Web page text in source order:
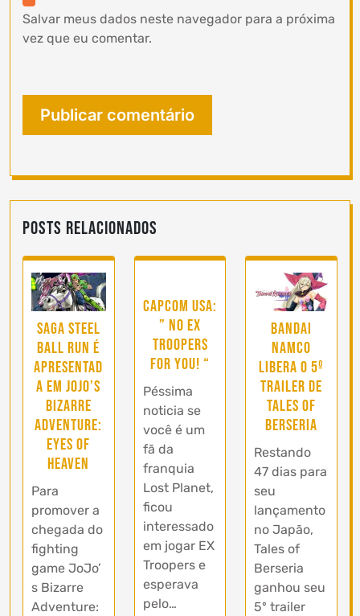
Salvar meus dados neste navegador para a próxima
vez que eu comentar.
Posts Relacionados
Saga Steel
Ball Run é
apresentad
a em JoJo’s
Bizarre
Adventure:
Eyes of
Heaven
Para
promover a
chegada do
fighting
game JoJo’
s Bizarre
Adventure:
Capcom USA:
” No EX
Troopers
for you! “
Péssima
noticia se
você é um
fã da
franquia
Lost Planet,
ficou
interessado
em jogar EX
Troopers e
esperava
pelo…
Bandai
Namco
libera o 5º
trailer de
Tales of
Berseria
Restando
47 dias para
seu
lançamento
no Japão,
Tales of
Berseria
ganhou seu
5º trailer